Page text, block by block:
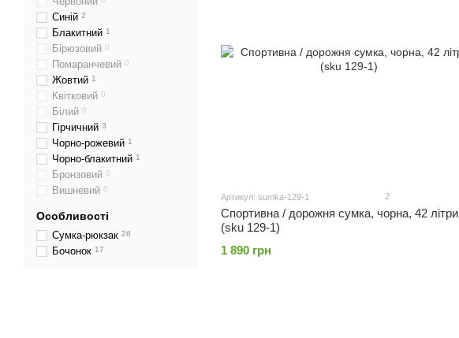
Артикул: sumka-129-1 2
Спортивна / дорожня сумка, чорна, 42 літри
(sku 129-1)
1 890 грн
Синій 2
Блакитний 1
Бірюзовий 0
Помаранчевий 0
Жовтий 1
Квітковий 0
Білий 0
Гірчичний 3
Чорно-рожевий 1
Чорно-блакитний 1
Бронзовий 0
Вишневий 0
Особливості
Сумка-рюкзак 26
Бочонок 17